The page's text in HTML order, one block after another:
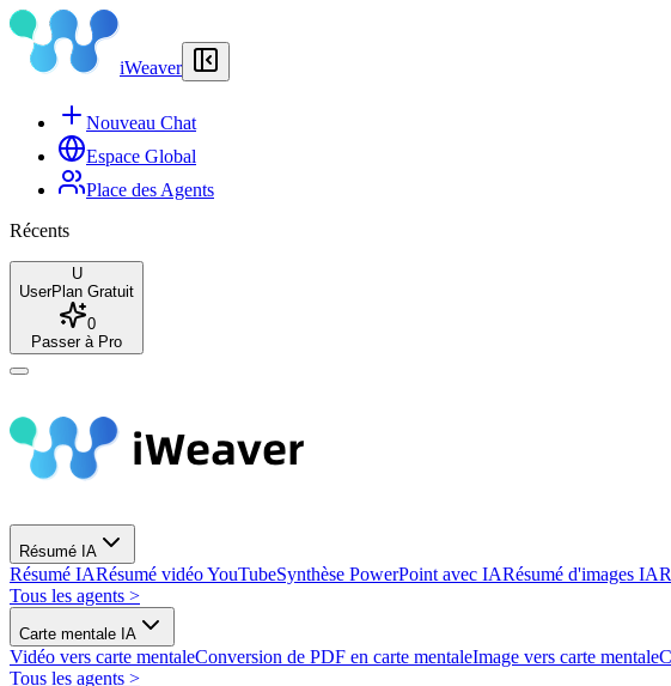
iWeaver
Nouveau Chat
Espace Global
Place des Agents
Récents
U
UserPlan Gratuit
0
Passer à Pro
Résumé IA
Résumé IARésumé vidéo YouTubeSynthèse PowerPoint avec IARésumé d'images IA
Tous les agents >
Carte mentale IA
Vidéo vers carte mentaleConversion de PDF en carte mentaleImage vers carte mentale
Tous les agents >